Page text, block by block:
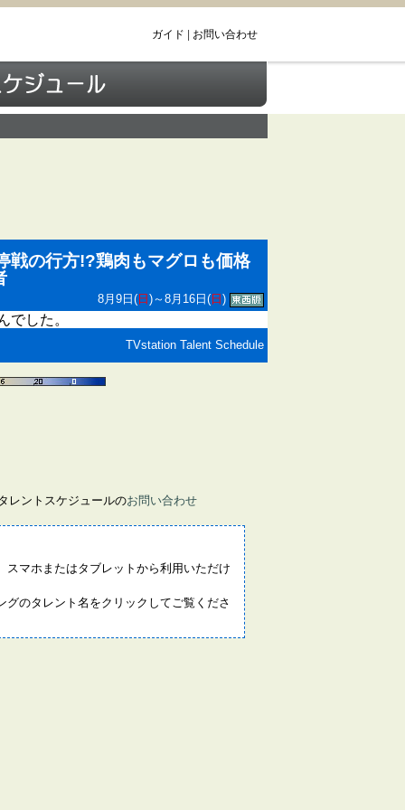
ガイド お問い合わせ
の行方!?鶏肉もマグロも価格
8月9日( 日 )～8月16日( 日 )
でした。
TVstation Talent Schedule
レントスケジュールのお問い合わせ
マホまたはタブレットから利用いただけ
グのタレント名をクリックしてご覧くださ